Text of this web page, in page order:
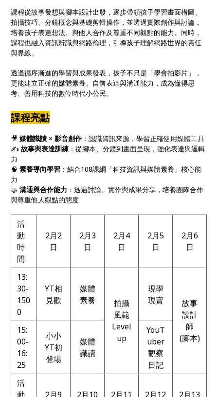
課程從故事發想與腳本設計出發，逐步帶領孩子學習畫面構圖、
拍攝技巧、分鏡概念與基礎剪輯操作，並透過實際創作與討論，
培養孩子表達想法、與他人合作及尊重不同觀點的能力。同時，
課程也融入資訊辨識與網路倫理，引導孩子理解網路世界的責任
與界線。
透過循序漸進的學習與成果發表，孩子不只是「學會拍影片」，
更能建立正確的媒體素養、自信表達與溝通能力，成為懂得思
考、善用科技的數位時代小公民。
課程亮點
🎥媒體識讀 × 影音創作：認識資訊來源，學習正確使用媒體工具
✍️故事與表達訓練：從腳本、分鏡到畫面呈現，強化表達與邏輯
力
🧠素養導向學習 ：結合108課綱「科技資訊與媒體素養」核心能
力
🤝溝通與合作能力 ：透過討論、實作與成果分享，培養團隊合作
與尊重他人觀點的態度
活
動
時
間
2月2
日
2月3
日
2月4
日
2月5
日
2月6
日
13:
30-
150
0
YT相
見歡
媒體
素養
拍攝
風範
Level
up
現學
現賣
故事
設計
師
(腳本)
15:
00-
16:
25
小小
YT初
登場
媒體
識讀
YouT
uber
觀察
日記
活
動
2月9
2月10
2月11
2月12
2月13